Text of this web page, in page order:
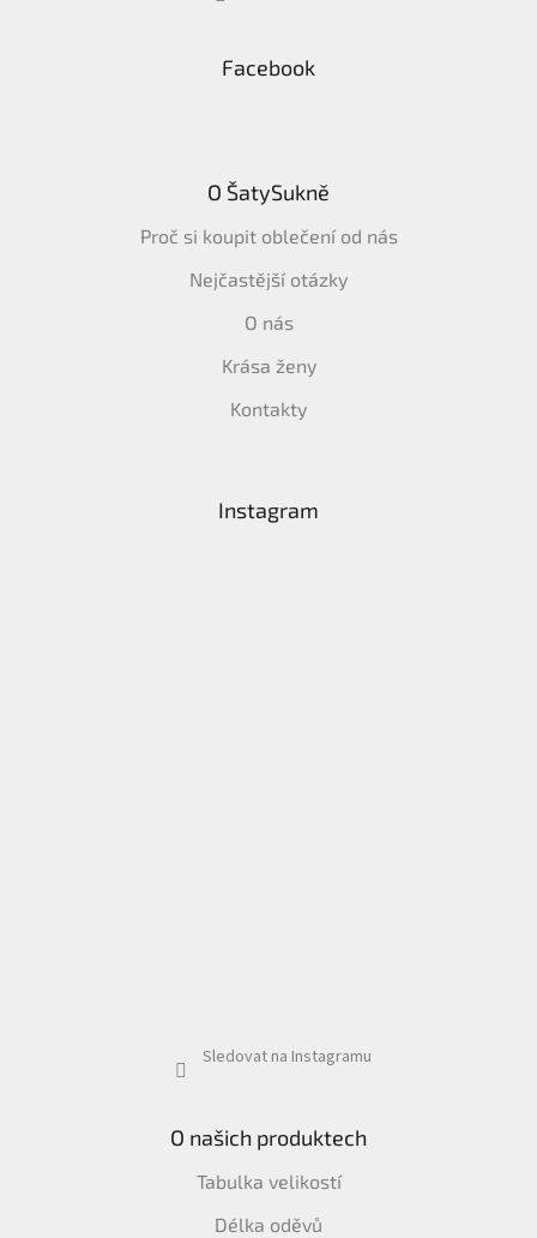
Facebook
O ŠatySukně
Proč si koupit oblečení od nás
Nejčastější otázky
O nás
Krása ženy
Kontakty
Instagram
Sledovat na Instagramu
O našich produktech
Tabulka velikostí
Délka oděvů